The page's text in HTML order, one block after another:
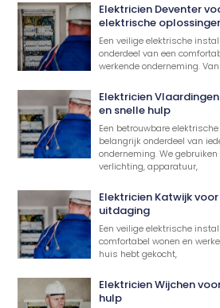
Elektricien Deventer
elektrische
Een veilige elektrische
onderdeel van een
werkende onderneming.
Elektricien
en snelle hulp
Een betrouwbare
belangrijk onderdeel van
onderneming. We
verlichting, apparatuur,
Elektricien Katwijk
uitdaging
Een veilige elektrische
comfortabel wonen en
huis hebt gekocht,
Elektricien Wijchen
hulp